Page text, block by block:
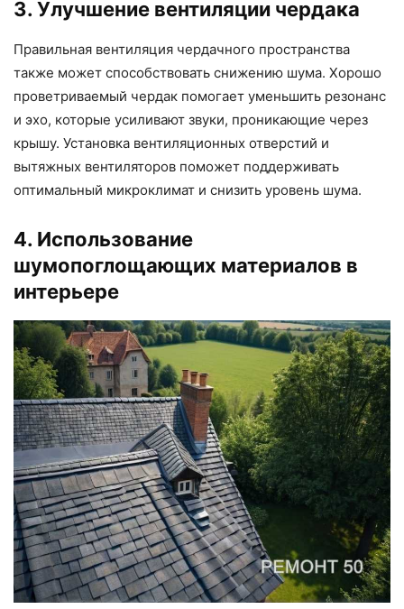
3. Улучшение вентиляции чердака
Правильная вентиляция чердачного пространства
также может способствовать снижению шума. Хорошо
проветриваемый чердак помогает уменьшить резонанс
и эхо, которые усиливают звуки, проникающие через
крышу. Установка вентиляционных отверстий и
вытяжных вентиляторов поможет поддерживать
оптимальный микроклимат и снизить уровень шума.
4. Использование
шумопоглощающих материалов в
интерьере